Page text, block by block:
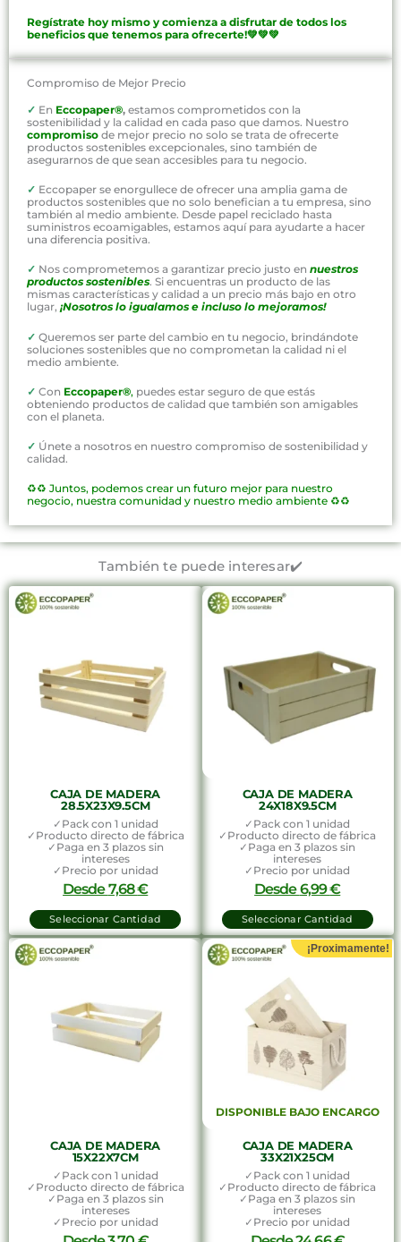
Regístrate hoy mismo y comienza a disfrutar de todos los
beneficios que tenemos para ofrecerte!💚💚💚
Compromiso de Mejor Precio
✓ En Eccopaper®, estamos comprometidos con la
sostenibilidad y la calidad en cada paso que damos. Nuestro
compromiso de mejor precio no solo se trata de ofrecerte
productos sostenibles excepcionales, sino también de
asegurarnos de que sean accesibles para tu negocio.
✓ Eccopaper se enorgullece de ofrecer una amplia gama de
productos sostenibles que no solo benefician a tu empresa, sino
también al medio ambiente. Desde papel reciclado hasta
suministros ecoamigables, estamos aquí para ayudarte a hacer
una diferencia positiva.
✓ Nos comprometemos a garantizar precio justo en nuestros
productos sostenibles. Si encuentras un producto de las
mismas características y calidad a un precio más bajo en otro
lugar, ¡Nosotros lo igualamos e incluso lo mejoramos!
✓ Queremos ser parte del cambio en tu negocio, brindándote
soluciones sostenibles que no comprometan la calidad ni el
medio ambiente.
✓ Con Eccopaper®, puedes estar seguro de que estás
obteniendo productos de calidad que también son amigables
con el planeta.
✓ Únete a nosotros en nuestro compromiso de sostenibilidad y
calidad.
♻️♻️ Juntos, podemos crear un futuro mejor para nuestro
negocio, nuestra comunidad y nuestro medio ambiente ♻️♻️
También te puede interesar✔️
CAJA DE MADERA
28.5X23X9.5CM
✓Pack con 1 unidad
✓Producto directo de fábrica
✓Paga en 3 plazos sin
intereses
✓Precio por unidad
Desde7,68€
Seleccionar Cantidad
CAJA DE MADERA
24X18X9.5CM
✓Pack con 1 unidad
✓Producto directo de fábrica
✓Paga en 3 plazos sin
intereses
✓Precio por unidad
Desde6,99€
Seleccionar Cantidad
CAJA DE MADERA
15X22X7CM
✓Pack con 1 unidad
✓Producto directo de fábrica
✓Paga en 3 plazos sin
intereses
✓Precio por unidad
¡Proximamente!
DISPONIBLE BAJO ENCARGO
CAJA DE MADERA
33X21X25CM
✓Pack con 1 unidad
✓Producto directo de fábrica
✓Paga en 3 plazos sin
intereses
✓Precio por unidad